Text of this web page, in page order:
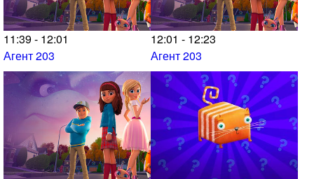
11:39 - 12:01
Агент 203
12:01 - 12:23
Агент 203